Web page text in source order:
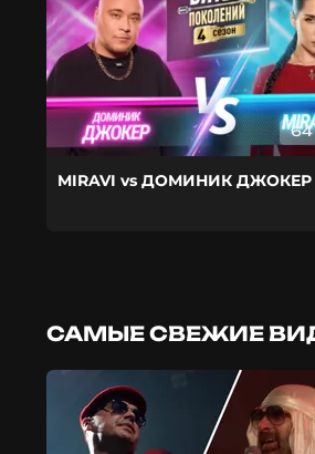
MIRAVI vs ДОМИНИК ДЖОКЕР
САМЫЕ СВЕЖИЕ